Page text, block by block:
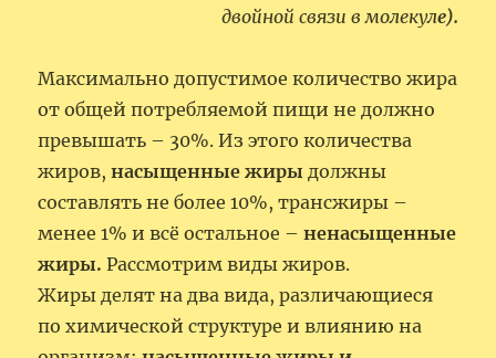
двойной связи в молекуле).
Максимально допустимое количество жира
от общей потребляемой пищи не должно
превышать – 30%. Из этого количества
жиров,насыщенные жиры должны
составлять не более 10%, трансжиры –
менее 1% и всё остальное –ненасыщенные
жиры. Рассмотрим виды жиров.
Жиры делят на два вида, различающиеся
по химической структуре и влиянию на